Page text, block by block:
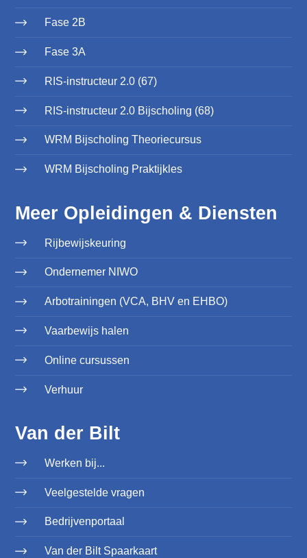
Fase 2B
Fase 3A
RIS-instructeur 2.0 (67)
RIS-instructeur 2.0 Bijscholing (68)
WRM Bijscholing Theoriecursus
WRM Bijscholing Praktijkles
Meer Opleidingen & Diensten
Rijbewijskeuring
Ondernemer NIWO
Arbotrainingen (VCA, BHV en EHBO)
Vaarbewijs halen
Online cursussen
Verhuur
Van der Bilt
Werken bij...
Veelgestelde vragen
Bedrijvenportaal
Van der Bilt Spaarkaart